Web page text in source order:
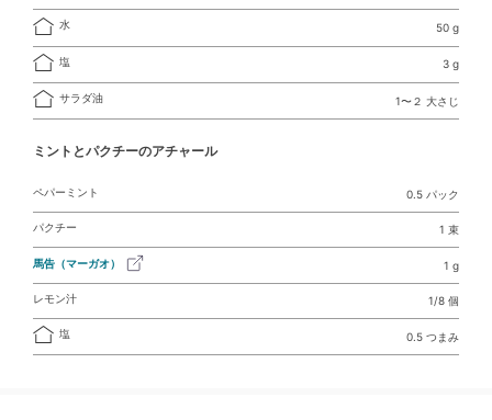
水 50 g
塩 3 g
サラダ油 1〜２ 大さじ
ミントとパクチーのアチャール
ペパーミント 0.5 パック
パクチー 1 束
馬告（マーガオ） 1 g
レモン汁 1/8 個
塩 0.5 つまみ